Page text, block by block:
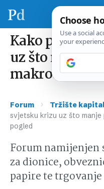
Kako
uz što manje
Forum › Tržište
svjetsku krizu uz što manje
pogled
Forum namijenjen
za dionice,
papire te